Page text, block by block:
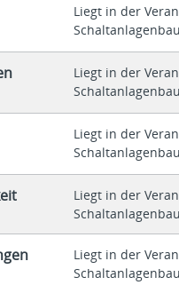
Liegt in der
Liegt in der
Liegt in der
Liegt in der
Liegt in der